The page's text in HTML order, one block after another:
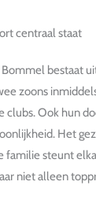
centraal staat
Bommel bestaat
zoons
clubs. Ook hun
Het
familie steunt
niet alleen